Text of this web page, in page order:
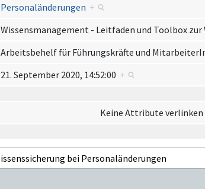
Personaländerungen +
Wissensmanagement - Leitfaden und Toolbox
Arbeitsbehelf für Führungskräfte und
21. September 2020, 14:52:00 +
Keine Attribute verlinken